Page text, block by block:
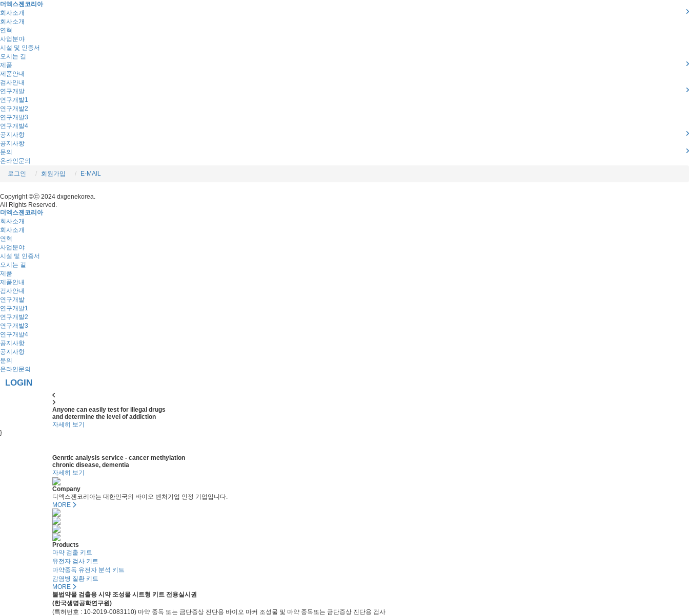
더엑스젠코리아
회사소개
회사소개
연혁
사업분야
시설 및 인증서
오시는 길
제품
제품안내
검사안내
연구개발
연구개발1
연구개발2
연구개발3
연구개발4
공지사항
공지사항
문의
온라인문의
로그인
회원가입 E-MAIL
Copyright ©ⓒ 2024 dxgenekorea.
All Rights Reserved.
더엑스젠코리아
회사소개
회사소개
연혁
사업분야
시설 및 인증서
오시는 길
제품
제품안내
검사안내
연구개발
연구개발1
연구개발2
연구개발3
연구개발4
공지사항
공지사항
문의
온라인문의
LOGIN
Anyone can easily test for illegal drugs
and determine the level of addiction
자세히 보기
}
Genrtic analysis service - cancer methylation
chronic disease, dementia
자세히 보기
Company
디엑스젠코리아는 대한민국의 바이오 벤처기업 인정 기업입니다.
MORE
Products
마약 검출 키트
유전자 검사 키트
마약중독 유전자 분석 키트
감염병 질환 키트
MORE
불법약물 검출용 시약 조성물 시트형 키트 전용실시권
(한국생명공학연구원)
(특허번호 : 10-2019-0083110) 마약 중독 또는 금단증상 진단용 바이오 마커 조성물 및 마약 중독또는 금단증상 진단용 검사